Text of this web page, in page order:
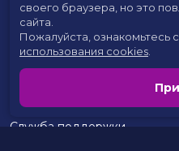
Расписание
Скоро в кино
Новости и акции
Служба поддержки
своего браузера, но это
сайта.
Пожалуйста, ознакомьтесь
использования cookies